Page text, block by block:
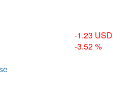
-1.23 USD
-3.52 %